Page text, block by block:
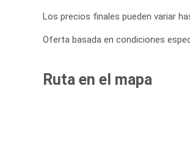
Los precios finales pueden variar
Oferta basada en condiciones
Ruta en el mapa